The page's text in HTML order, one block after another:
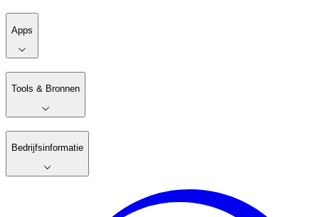
Apps
Tools & Bronnen
Bedrijfsinformatie